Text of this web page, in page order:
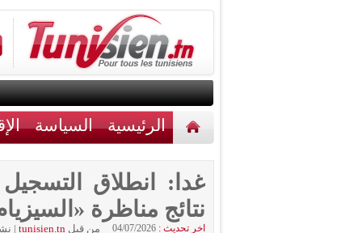
الرئيسية السياسة
نتائج مناظرة
اخر تحديث : 04/07/2026 من قبلtunisien.tn
|